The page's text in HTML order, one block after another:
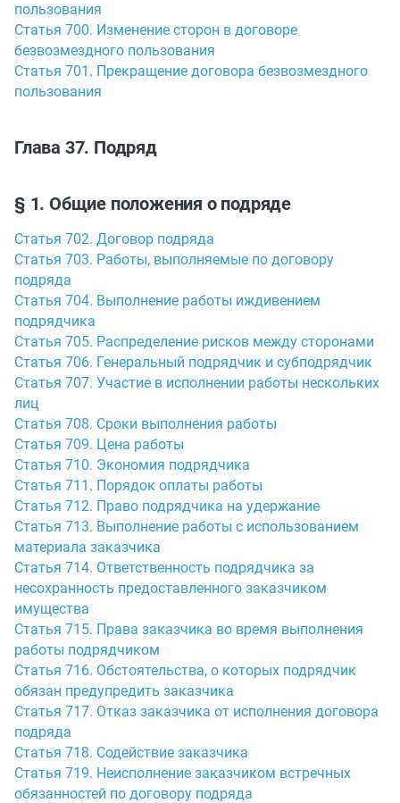
пользования
Статья 700. Изменение сторон в договоре
безвозмездного пользования
Статья 701. Прекращение договора безвозмездного
пользования
Глава 37. Подряд
§ 1. Общие положения о подряде
Статья 702. Договор подряда
Статья 703. Работы, выполняемые по договору
подряда
Статья 704. Выполнение работы иждивением
подрядчика
Статья 705. Распределение рисков между сторонами
Статья 706. Генеральный подрядчик и субподрядчик
Статья 707. Участие в исполнении работы нескольких
лиц
Статья 708. Сроки выполнения работы
Статья 709. Цена работы
Статья 710. Экономия подрядчика
Статья 711. Порядок оплаты работы
Статья 712. Право подрядчика на удержание
Статья 713. Выполнение работы с использованием
материала заказчика
Статья 714. Ответственность подрядчика за
несохранность предоставленного заказчиком
имущества
Статья 715. Права заказчика во время выполнения
работы подрядчиком
Статья 716. Обстоятельства, о которых подрядчик
обязан предупредить заказчика
Статья 717. Отказ заказчика от исполнения договора
подряда
Статья 718. Содействие заказчика
Статья 719. Неисполнение заказчиком встречных
обязанностей по договору подряда